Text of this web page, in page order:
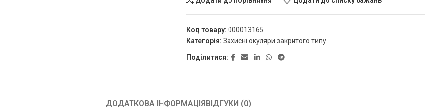
Код товару: 000013165
Категорія: Захисні окуляри закритого типу
Поділитися:
ДОДАТКОВА ІНФОРМАЦІЯВІДГУКИ (0)